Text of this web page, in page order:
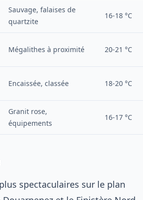
Sauvage, falaises de
quartzite
16-18 °C
Mégalithes à proximité 20-21 °C
Encaissée, classée 18-20 °C
Granit rose,
équipements
16-17 °C
spectaculaires sur le plan